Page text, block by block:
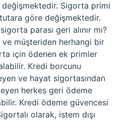
değişmektedir. Sigorta primi
göre değişmektedir.
parası geri alınır mı?
müşteriden herhangi bir
için ödenen ek primler
Kredi borcunu
ve hayat sigortasından
herkes geri ödeme
Kredi ödeme güvencesi
olarak, istem dışı